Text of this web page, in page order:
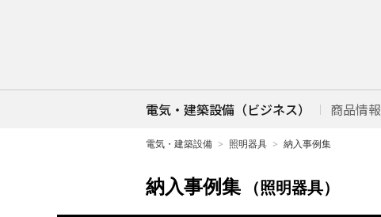
電気・建築設備（ビジネス） 商品情報
電気・建築設備 照明器具 納入事例集
納入事例集 （照明器具）